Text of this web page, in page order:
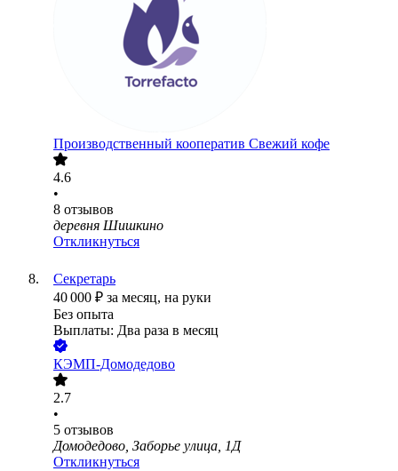
Производственный кооператив Свежий кофе
4.6
•
8 отзывов
деревня Шишкино
Откликнуться
Секретарь
40 000 ₽ за месяц, на руки
Без опыта
Выплаты: Два раза в месяц
КЭМП-Домодедово
2.7
•
5 отзывов
Домодедово, Заборье улица, 1Д
Откликнуться